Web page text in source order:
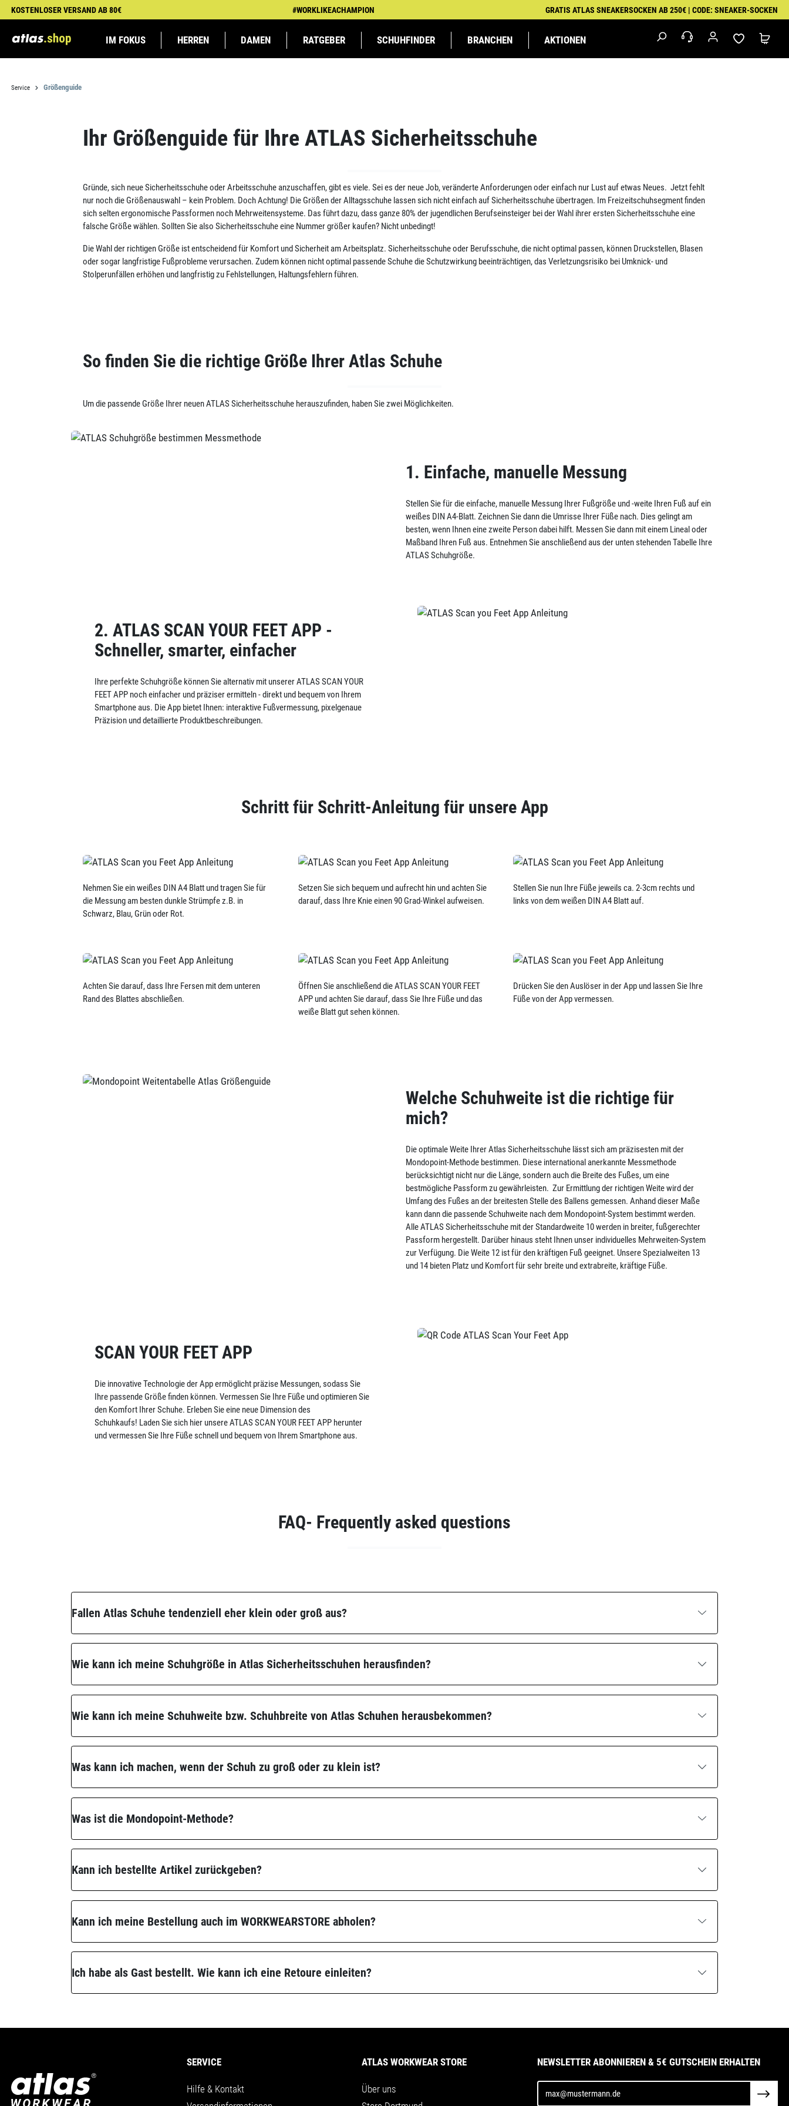
Hauptinhalt springen
Zur Suche springen
Zur Hauptnavigation springen
KOSTENLOSER VERSAND AB 80€ #WORKLIKEACHAMPION GRATIS ATLAS SNEAKERSOCKEN AB 250€ | CODE: SNEAKER-SOCKEN
IM FOKUS HERREN DAMEN RATGEBER SCHUHFINDER BRANCHEN AKTIONEN
Service Größenguide
Ihr Größenguide für Ihre ATLAS Sicherheitsschuhe
Gründe, sich neue Sicherheitsschuhe oder Arbeitsschuhe anzuschaffen, gibt es viele. Sei es der neue Job, veränderte Anforderungen oder einfach nur Lust auf etwas Neues.Jetzt fehlt
nur noch die Größenauswahl – kein Problem. Doch Achtung! Die Größen der Alltagsschuhe lassen sich nicht einfach auf Sicherheitsschuhe übertragen. Im Freizeitschuhsegment finden
sich selten ergonomische Passformen noch Mehrweitensysteme. Das führt dazu, dass ganze 80% der jugendlichen Berufseinsteiger bei der Wahl ihrer ersten Sicherheitsschuhe eine
falsche Größe wählen. Sollten Sie also Sicherheitsschuhe eine Nummer größer kaufen? Nicht unbedingt!
Die Wahl der richtigen Größe ist entscheidend für Komfort und Sicherheit am Arbeitsplatz. Sicherheitsschuhe oder Berufsschuhe, die nicht optimal passen, können Druckstellen, Blasen
oder sogar langfristige Fußprobleme verursachen. Zudem können nicht optimal passende Schuhe die Schutzwirkung beeinträchtigen, das Verletzungsrisiko bei Umknick- und
Stolperunfällen erhöhen und langfristig zu Fehlstellungen, Haltungsfehlern führen.
So finden Sie die richtige Größe Ihrer Atlas Schuhe
Um die passende Größe Ihrer neuen ATLAS Sicherheitsschuhe herauszufinden, haben Sie zwei Möglichkeiten.
1. Einfache, manuelle Messung
Stellen Sie für die einfache, manuelle Messung Ihrer Fußgröße und -weite Ihren Fuß auf ein
weißes DIN A4-Blatt. Zeichnen Sie dann die Umrisse Ihrer Füße nach. Dies gelingt am
besten, wenn Ihnen eine zweite Person dabei hilft. Messen Sie dann mit einem Lineal oder
Maßband Ihren Fuß aus. Entnehmen Sie anschließend aus der unten stehenden Tabelle Ihre
ATLAS Schuhgröße.
2. ATLAS SCAN YOUR FEET APP -
Schneller, smarter, einfacher
Ihre perfekte Schuhgröße können Sie alternativ mit unserer ATLAS SCAN YOUR
FEET APP noch einfacher und präziser ermitteln - direkt und bequem von Ihrem
Smartphone aus. Die App bietet Ihnen: interaktive Fußvermessung, pixelgenaue
Präzision und detaillierte Produktbeschreibungen.
Schritt für Schritt-Anleitung für unsere App
Nehmen Sie ein weißes DIN A4 Blatt und tragen Sie für
die Messung am besten dunkle Strümpfe z.B. in
Schwarz, Blau, Grün oder Rot.
Setzen Sie sich bequem und aufrecht hin und achten Sie
darauf, dass Ihre Knie einen 90 Grad-Winkel aufweisen.
Stellen Sie nun Ihre Füße jeweils ca. 2-3cm rechts und
links von dem weißen DIN A4 Blatt auf.
Achten Sie darauf, dass Ihre Fersen mit dem unteren
Rand des Blattes abschließen.
Öffnen Sie anschließend die ATLAS SCAN YOUR FEET
APP und achten Sie darauf, dass Sie Ihre Füße und das
weiße Blatt gut sehen können.
Drücken Sie den Auslöser in der App und lassen Sie Ihre
Füße von der App vermessen.
Welche Schuhweite ist die richtige für
mich?
Die optimale Weite Ihrer Atlas Sicherheitsschuhe lässt sich am präzisesten mit der
Mondopoint-Methode bestimmen. Diese international anerkannte Messmethode
berücksichtigt nicht nur die Länge, sondern auch die Breite des Fußes, um eine
bestmögliche Passform zu gewährleisten. Zur Ermittlung der richtigen Weite wird der
Umfang des Fußes an der breitesten Stelle des Ballens gemessen. Anhand dieser Maße
kann dann die passende Schuhweite nach dem Mondopoint-System bestimmt werden.
Alle ATLAS Sicherheitsschuhe mit der Standardweite 10 werden in breiter, fußgerechter
Passform hergestellt. Darüber hinaus steht Ihnen unser individuelles Mehrweiten-System
zur Verfügung. Die Weite 12 ist für den kräftigen Fuß geeignet. Unsere Spezialweiten 13
und 14 bieten Platz und Komfort für sehr breite und extrabreite, kräftige Füße.
SCAN YOUR FEET APP
Die innovative Technologie der App ermöglicht präzise Messungen, sodass Sie
Ihre passende Größe finden können. Vermessen Sie Ihre Füße und optimieren Sie
den Komfort Ihrer Schuhe. Erleben Sie eine neue Dimension des
Schuhkaufs! Laden Sie sich hier unsere ATLAS SCAN YOUR FEET APP herunter
und vermessen Sie Ihre Füße schnell und bequem von Ihrem Smartphone aus.
FAQ- Frequently asked questions
Fallen Atlas Schuhe tendenziell eher klein oder groß aus?
Wie kann ich meine Schuhgröße in Atlas Sicherheitsschuhen herausfinden?
Wie kann ich meine Schuhweite bzw. Schuhbreite von Atlas Schuhen herausbekommen?
Was kann ich machen, wenn der Schuh zu groß oder zu klein ist?
Was ist die Mondopoint-Methode?
Kann ich bestellte Artikel zurückgeben?
Kann ich meine Bestellung auch im WORKWEARSTORE abholen?
Ich habe als Gast bestellt. Wie kann ich eine Retoure einleiten?
SERVICE
Hilfe & Kontakt
ATLAS WORKWEAR STORE
Über uns
NEWSLETTER ABONNIEREN & 5€ GUTSCHEIN ERHALTEN